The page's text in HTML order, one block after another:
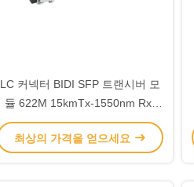
LC 커넥터 BIDI SFP 트랜시버 모
듈 622M 15kmTx-1550nm Rx-
1310nm 데이터 레이트
최상의 가격을 얻으세요